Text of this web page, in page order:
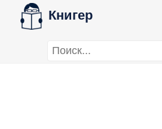
Книгер